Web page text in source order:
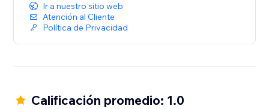
Ir a nuestro sitio web
Atención al Cliente
Política de Privacidad
Calificación promedio: 1.0